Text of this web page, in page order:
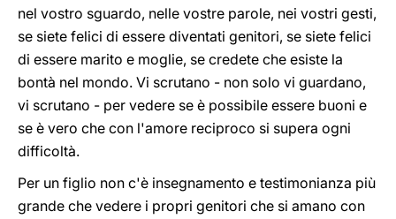
nel vostro sguardo, nelle vostre parole, nei vostri gesti,
se siete felici di essere diventati genitori, se siete felici
di essere marito e moglie, se credete che esiste la
bontà nel mondo. Vi scrutano - non solo vi guardano,
vi scrutano - per vedere se è possibile essere buoni e
se è vero che con l'amore reciproco si supera ogni
difficoltà.
Per un figlio non c'è insegnamento e testimonianza più
grande che vedere i propri genitori che si amano con